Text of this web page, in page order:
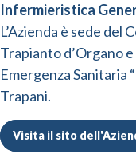
Infermieristica
L’Azienda è sede del
Trapianto d’Organo
Emergenza Sanitaria
Trapani.
Visita il sito